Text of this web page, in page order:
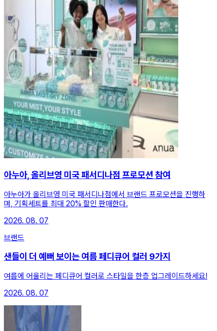
아누아, 올리브영 미국 패서디나점 프로모션 참여
아누아가 올리브영 미국 패서디나점에서 브랜드 프로모션을 진행하
며, 기획세트를 최대 20% 할인 판매한다.
2026. 08. 07
브랜드
샌들이 더 예뻐 보이는 여름 페디큐어 컬러 9가지
여름에 어울리는 페디큐어 컬러로 스타일을 한층 업그레이드하세요!
2026. 08. 07